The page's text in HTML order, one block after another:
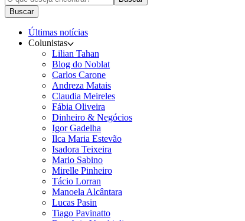
Buscar
Últimas notícias
Colunistas
Lilian Tahan
Blog do Noblat
Carlos Carone
Andreza Matais
Claudia Meireles
Fábia Oliveira
Dinheiro & Negócios
Igor Gadelha
Ilca Maria Estevão
Isadora Teixeira
Mario Sabino
Mirelle Pinheiro
Tácio Lorran
Manoela Alcântara
Lucas Pasin
Tiago Pavinatto